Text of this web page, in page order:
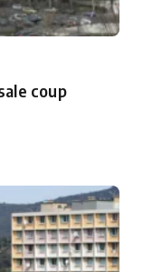
coup